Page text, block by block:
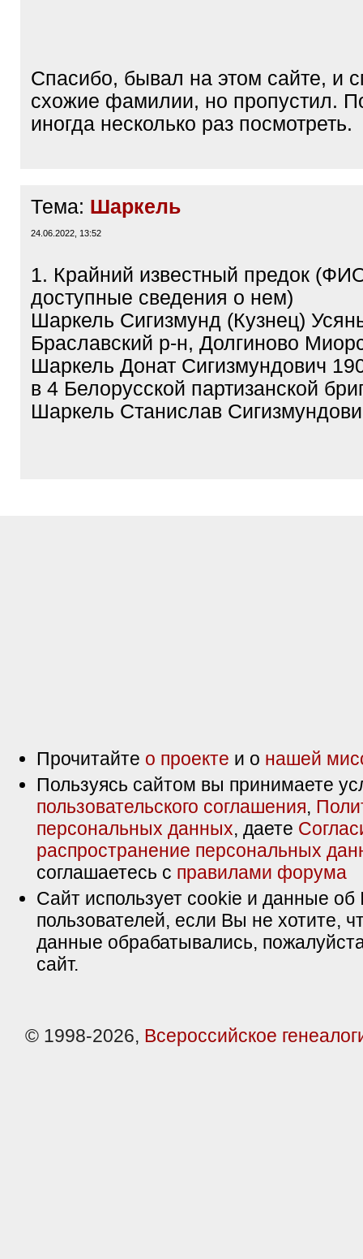
Спасибо, бывал на этом сайте, и
схожие фамилии, но пропустил.
иногда несколько раз посмотреть.
Тема: Шаркель
24.06.2022, 13:52
1. Крайний известный предок
доступные сведения о нем)
Шаркель Сигизмунд (Кузнец)
Браславский р-н, Долгиново
Шаркель Донат Сигизмундович
в 4 Белорусской партизанской
Шаркель Станислав
Прочитайте о проекте и о нашей
Пользуясь сайтом вы принимаете
пользовательского соглашения,
персональных данных, даете
распространение персональных
соглашаетесь с правилами форума
Сайт использует cookie и данные об
пользователей, если Вы не хотите,
данные обрабатывались,
сайт.
© 1998-2026, Всероссийское